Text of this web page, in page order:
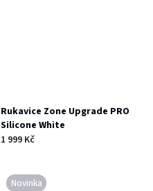
Rukavice Zone Upgrade PRO
Silicone White
1 999 Kč
Novinka